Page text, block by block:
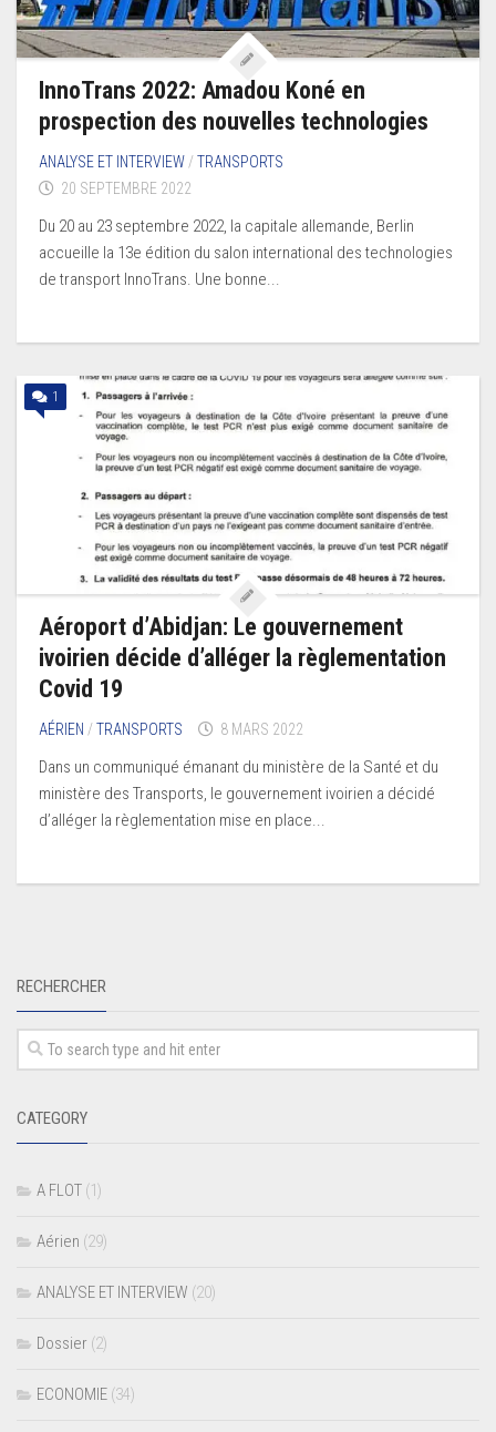
InnoTrans 2022: Amadou Koné en
prospection des nouvelles technologies
ANALYSE ET INTERVIEW /TRANSPORTS
20 SEPTEMBRE 2022
Du 20 au 23 septembre 2022, la capitale allemande, Berlin
accueille la 13e édition du salon international des technologies
de transport InnoTrans. Une bonne...
1
Aéroport d’Abidjan: Le gouvernement
ivoirien décide d’alléger la règlementation
Covid 19
AÉRIEN /TRANSPORTS 8 MARS 2022
Dans un communiqué émanant du ministère de la Santé et du
ministère des Transports, le gouvernement ivoirien a décidé
d’alléger la règlementation mise en place...
RECHERCHER
CATEGORY
A FLOT (1)
Aérien (29)
ANALYSE ET INTERVIEW (20)
Dossier (2)
ECONOMIE (34)